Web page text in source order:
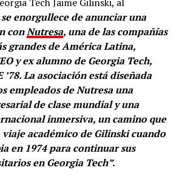
se enorgullece de anunciar una
conNutresa, una de las compañías
grandes de América Latina,
y ex alumno de Georgia Tech,
’78. La asociación está diseñada
empleados de Nutresa una
de clase mundial y una
inmersiva, un camino que
académico de Gilinski cuando
en 1974 para continuar sus
en Georgia Tech”.